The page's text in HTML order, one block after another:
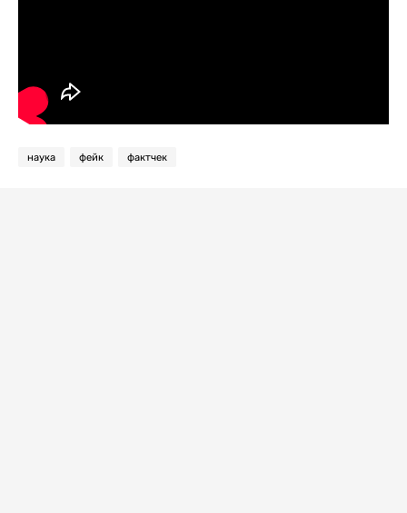
наука фейк фактчек